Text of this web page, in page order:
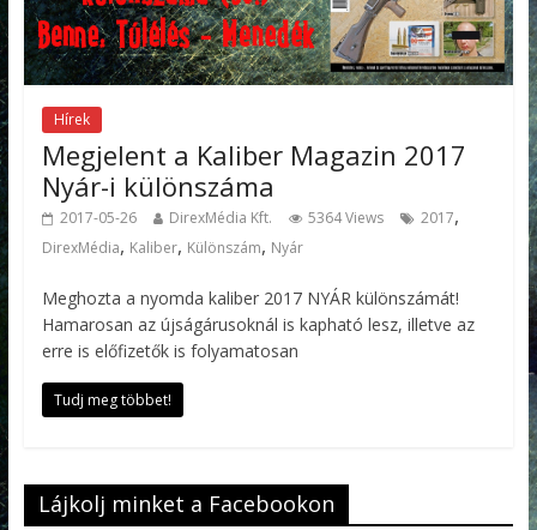
Hírek
Megjelent a Kaliber Magazin 2017
Nyár-i különszáma
2017-05-26 DirexMédia Kft. 5364 Views 2017,
DirexMédia, Kaliber, Különszám, Nyár
Meghozta a nyomda kaliber 2017 NYÁR különszámát!
Hamarosan az újságárusoknál is kapható lesz, illetve az
erre is előfizetők is folyamatosan
Tudj meg többet!
Lájkolj minket a Facebookon